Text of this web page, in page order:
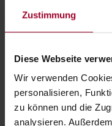
Zustimmung
Diese Webseite
Wir verwenden
personalisieren,
zu können und die
analysieren.
ARTIKEL TEILEN: